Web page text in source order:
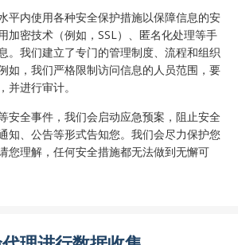
平内使用各种安全保护措施以保障信息的安
加密技术（例如，SSL）、匿名化处理等手
。我们建立了专门的管理制度、流程和组织
如，我们严格限制访问信息的人员范围，要
并进行审计。
安全事件，我们会启动应急预案，阻止安全
知、公告等形式告知您。我们会尽力保护您
您理解，任何安全措施都无法做到无懈可